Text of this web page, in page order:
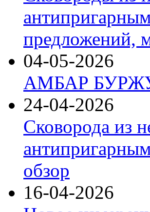
предложений,
04-05-2026
АМБАР
24-04-2026
Сковорода из
обзор
16-04-2026